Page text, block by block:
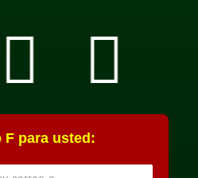
F para usted: